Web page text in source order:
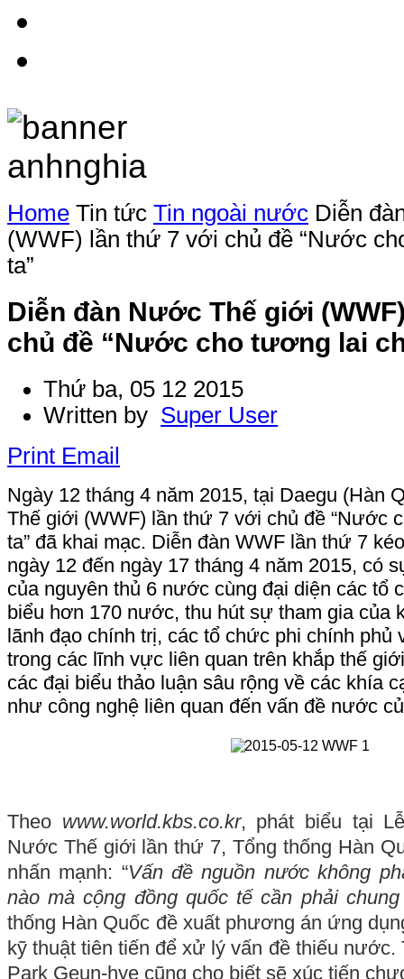
Home Tin tức Tin ngoài nước Diễn
(WWF) lần thứ 7 với chủ đề “Nước
ta”
Diễn đàn Nước Thế giới
chủ đề “Nước cho tương lai
Thứ ba, 05 12 2015
Written by Super User
Print Email
Ngày 12 tháng 4 năm 2015, tại Daegu (Hàn
Thế giới (WWF) lần thứ 7 với chủ đề “Nước
ta” đã khai mạc. Diễn đàn WWF lần thứ 7
ngày 12 đến ngày 17 tháng 4 năm 2015, có
của nguyên thủ 6 nước cùng đại diện các tổ
biểu hơn 170 nước, thu hút sự tham gia của
lãnh đạo chính trị, các tổ chức phi chính phủ
trong các lĩnh vực liên quan trên khắp thế
các đại biểu thảo luận sâu rộng về các khía
như công nghệ liên quan đến vấn đề nước
Theo www.world.kbs.co.kr, phát biểu tại
Nước Thế giới lần thứ 7, Tổng thống Hàn
nhấn mạnh: “Vấn đề nguồn nước không
nào mà cộng đồng quốc tế cần phải
thống Hàn Quốc đề xuất phương án ứng
kỹ thuật tiên tiến để xử lý vấn đề thiếu nước.
Park Geun-hye cũng cho biết sẽ xúc tiến